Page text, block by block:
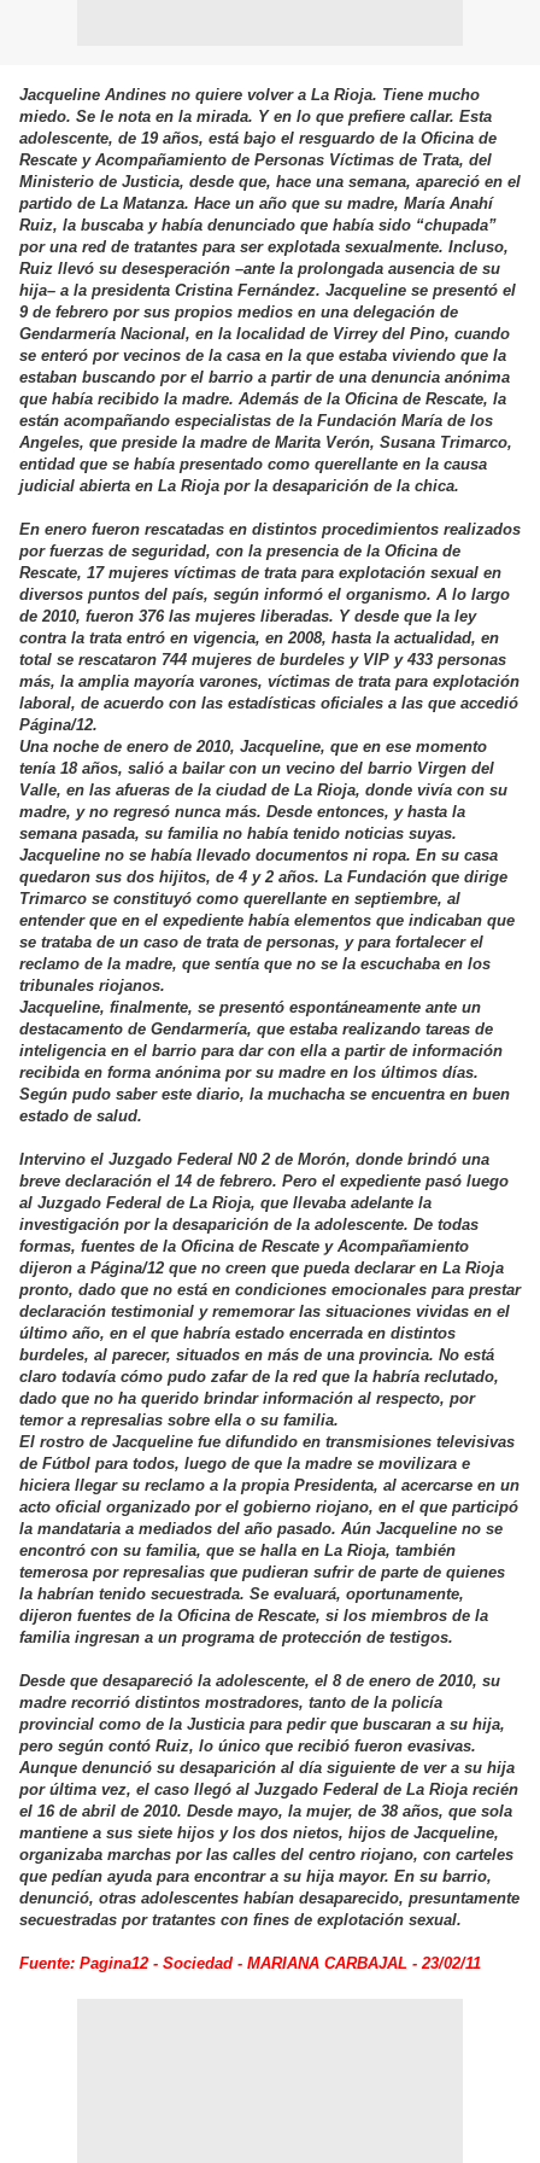
Jacqueline Andines no quiere volver a La Rioja. Tiene mucho
miedo. Se le nota en la mirada. Y en lo que prefiere callar. Esta
adolescente, de 19 años, está bajo el resguardo de la Oficina de
Rescate y Acompañamiento de Personas Víctimas de Trata, del
Ministerio de Justicia, desde que, hace una semana, apareció en el
partido de La Matanza. Hace un año que su madre, María Anahí
Ruiz, la buscaba y había denunciado que había sido “chupada”
por una red de tratantes para ser explotada sexualmente. Incluso,
Ruiz llevó su desesperación –ante la prolongada ausencia de su
hija– a la presidenta Cristina Fernández. Jacqueline se presentó el
9 de febrero por sus propios medios en una delegación de
Gendarmería Nacional, en la localidad de Virrey del Pino, cuando
se enteró por vecinos de la casa en la que estaba viviendo que la
estaban buscando por el barrio a partir de una denuncia anónima
que había recibido la madre. Además de la Oficina de Rescate, la
están acompañando especialistas de la Fundación María de los
Angeles, que preside la madre de Marita Verón, Susana Trimarco,
entidad que se había presentado como querellante en la causa
judicial abierta en La Rioja por la desaparición de la chica.
En enero fueron rescatadas en distintos procedimientos realizados
por fuerzas de seguridad, con la presencia de la Oficina de
Rescate, 17 mujeres víctimas de trata para explotación sexual en
diversos puntos del país, según informó el organismo. A lo largo
de 2010, fueron 376 las mujeres liberadas. Y desde que la ley
contra la trata entró en vigencia, en 2008, hasta la actualidad, en
total se rescataron 744 mujeres de burdeles y VIP y 433 personas
más, la amplia mayoría varones, víctimas de trata para explotación
laboral, de acuerdo con las estadísticas oficiales a las que accedió
Página/12.
Una noche de enero de 2010, Jacqueline, que en ese momento
tenía 18 años, salió a bailar con un vecino del barrio Virgen del
Valle, en las afueras de la ciudad de La Rioja, donde vivía con su
madre, y no regresó nunca más. Desde entonces, y hasta la
semana pasada, su familia no había tenido noticias suyas.
Jacqueline no se había llevado documentos ni ropa. En su casa
quedaron sus dos hijitos, de 4 y 2 años. La Fundación que dirige
Trimarco se constituyó como querellante en septiembre, al
entender que en el expediente había elementos que indicaban que
se trataba de un caso de trata de personas, y para fortalecer el
reclamo de la madre, que sentía que no se la escuchaba en los
tribunales riojanos.
Jacqueline, finalmente, se presentó espontáneamente ante un
destacamento de Gendarmería, que estaba realizando tareas de
inteligencia en el barrio para dar con ella a partir de información
recibida en forma anónima por su madre en los últimos días.
Según pudo saber este diario, la muchacha se encuentra en buen
estado de salud.
Intervino el Juzgado Federal N0 2 de Morón, donde brindó una
breve declaración el 14 de febrero. Pero el expediente pasó luego
al Juzgado Federal de La Rioja, que llevaba adelante la
investigación por la desaparición de la adolescente. De todas
formas, fuentes de la Oficina de Rescate y Acompañamiento
dijeron a Página/12 que no creen que pueda declarar en La Rioja
pronto, dado que no está en condiciones emocionales para prestar
declaración testimonial y rememorar las situaciones vividas en el
último año, en el que habría estado encerrada en distintos
burdeles, al parecer, situados en más de una provincia. No está
claro todavía cómo pudo zafar de la red que la habría reclutado,
dado que no ha querido brindar información al respecto, por
temor a represalias sobre ella o su familia.
El rostro de Jacqueline fue difundido en transmisiones televisivas
de Fútbol para todos, luego de que la madre se movilizara e
hiciera llegar su reclamo a la propia Presidenta, al acercarse en un
acto oficial organizado por el gobierno riojano, en el que participó
la mandataria a mediados del año pasado. Aún Jacqueline no se
encontró con su familia, que se halla en La Rioja, también
temerosa por represalias que pudieran sufrir de parte de quienes
la habrían tenido secuestrada. Se evaluará, oportunamente,
dijeron fuentes de la Oficina de Rescate, si los miembros de la
familia ingresan a un programa de protección de testigos.
Desde que desapareció la adolescente, el 8 de enero de 2010, su
madre recorrió distintos mostradores, tanto de la policía
provincial como de la Justicia para pedir que buscaran a su hija,
pero según contó Ruiz, lo único que recibió fueron evasivas.
Aunque denunció su desaparición al día siguiente de ver a su hija
por última vez, el caso llegó al Juzgado Federal de La Rioja recién
el 16 de abril de 2010. Desde mayo, la mujer, de 38 años, que sola
mantiene a sus siete hijos y los dos nietos, hijos de Jacqueline,
organizaba marchas por las calles del centro riojano, con carteles
que pedían ayuda para encontrar a su hija mayor. En su barrio,
denunció, otras adolescentes habían desaparecido, presuntamente
secuestradas por tratantes con fines de explotación sexual.
Fuente: Pagina12 - Sociedad - MARIANA CARBAJAL - 23/02/11